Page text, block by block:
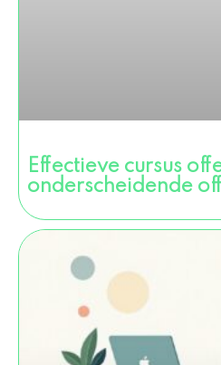
Effectieve cursus
onderscheidende